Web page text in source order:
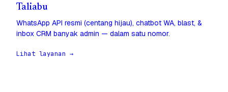
Taliabu
WhatsApp API resmi (centang hijau), chatbot WA, blast, &
inbox CRM banyak admin — dalam satu nomor.
Lihat layanan →